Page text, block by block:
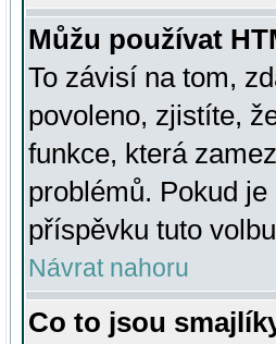
Můžu používat
To závisí na tom,
povoleno, zjistíte,
funkce, která
problémů. Pokud
příspěvku tuto
Návrat nahoru
Co to jsou